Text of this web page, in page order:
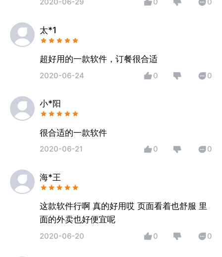
2020-06-29 0 0
太*1
超好用的一款软件，订餐很合适
2020-06-24 0 0
小*阳
很合适的一款软件
2020-06-21 0 0
海*王
这款软件行啊 真的好用哎 页面看着也舒服 里
面的外卖也好便宜呢
2020-06-20 0 0